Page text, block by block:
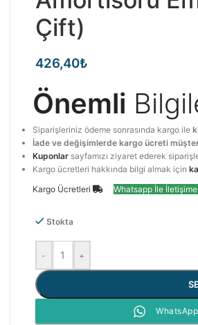
Çift)
426,40₺
Önemli
Siparişleriniz ödeme sonrasında kargo ile
İade ve değişimlerde kargo ücreti
Kuponlar sayfamızı ziyaret ederek
Kargo ücretleri hakkında bilgi almak için
Kargo Ücretleri
Whatsapp İle
Stokta
- +